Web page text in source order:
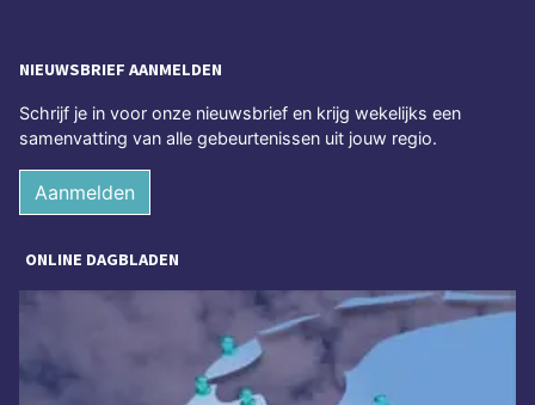
NIEUWSBRIEF AANMELDEN
Schrijf je in voor onze nieuwsbrief en krijg wekelijks een
samenvatting van alle gebeurtenissen uit jouw regio.
Aanmelden
ONLINE DAGBLADEN